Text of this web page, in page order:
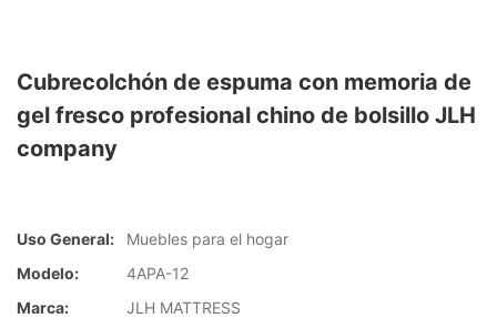
Cubrecolchón de espuma con memoria de
gel fresco profesional chino de bolsillo JLH
company
Uso General:
Muebles para el hogar
Modelo:
4APA-12
Marca:
JLH MATTRESS